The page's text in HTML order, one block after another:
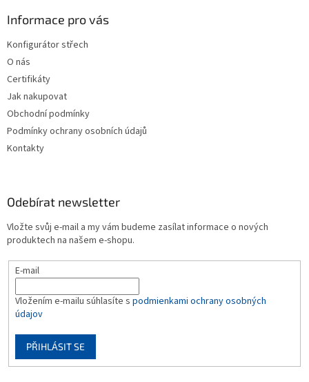
Informace pro vás
Konfigurátor střech
O nás
Certifikáty
Jak nakupovat
Obchodní podmínky
Podmínky ochrany osobních údajů
Kontakty
Odebírat newsletter
Vložte svůj e-mail a my vám budeme zasílat informace o nových
produktech na našem e-shopu.
E-mail
Vložením e-mailu súhlasíte s podmienkami ochrany osobných
údajov
PŘIHLÁSIT SE